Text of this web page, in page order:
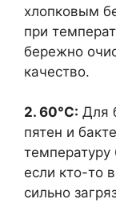
хлопковым
при
бережно
качество.
2. 60°C: Для
пятен и
температуру
если кто-то
сильно